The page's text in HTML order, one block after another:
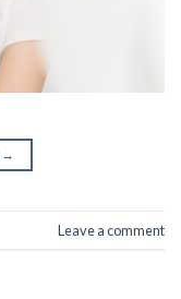
→
Leave a comment